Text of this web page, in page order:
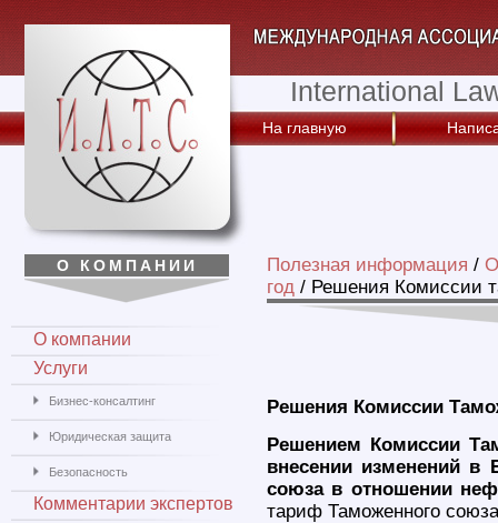
International
На главную
Полезная информация /
год / Решения Комиссии
Решения Комиссии
Решением Комиссии
внесении изменений
союза в отношении
тариф Таможенного
О КОМПАНИИ
О компании
Услуги
Бизнес-консалтинг
Юридическая защита
Безопасность
Комментарии экспертов